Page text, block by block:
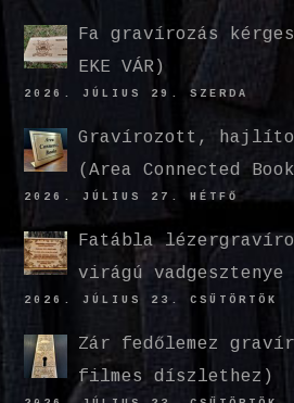
Fa gravírozás
EKE VÁR)
2026. JÚLIUS 29. SZERDA
Gravírozott,
(Area Connected
2026. JÚLIUS 27. HÉTFŐ
Fatábla
virágú
2026. JÚLIUS 23. CSÜTÖRTÖK
Zár fedőlemez
filmes díszlethez)